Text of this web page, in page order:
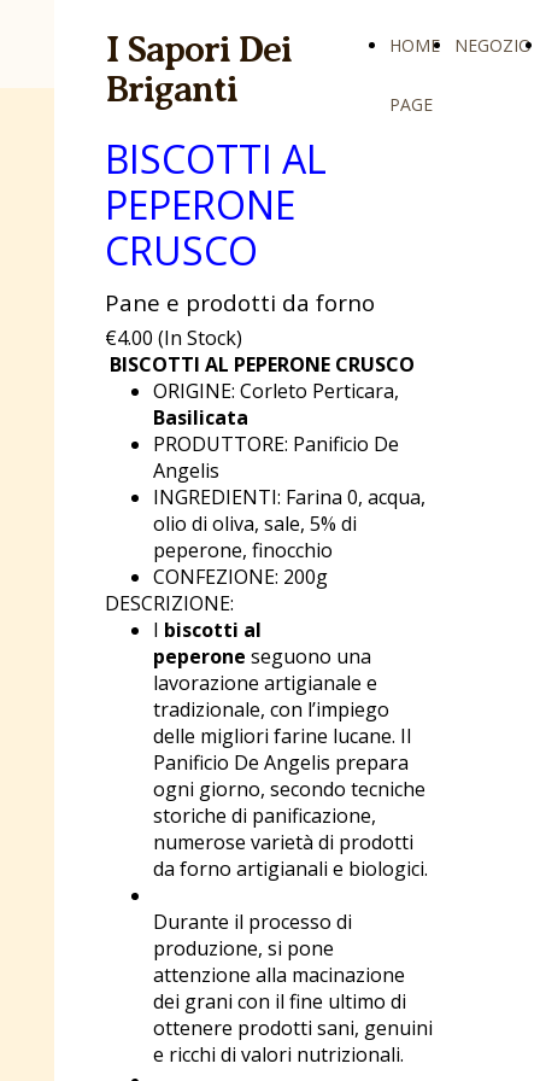
I Sapori Dei
Briganti
HOME
PAGE
NEGOZIO
BISCOTTI AL
PEPERONE
CRUSCO
Pane e prodotti da forno
€4.00 (In Stock)
BISCOTTI AL PEPERONE CRUSCO
ORIGINE: Corleto Perticara,
Basilicata
PRODUTTORE: Panificio De
Angelis
INGREDIENTI: Farina 0, acqua,
olio di oliva, sale, 5% di
peperone, finocchio
CONFEZIONE: 200g
DESCRIZIONE:
I biscotti al
peperone seguono una
lavorazione artigianale e
tradizionale, con l’impiego
delle migliori farine lucane. Il
Panificio De Angelis prepara
ogni giorno, secondo tecniche
storiche di panificazione,
numerose varietà di prodotti
da forno artigianali e biologici.
Durante il processo di
produzione, si pone
attenzione alla macinazione
dei grani con il fine ultimo di
ottenere prodotti sani, genuini
e ricchi di valori nutrizionali.